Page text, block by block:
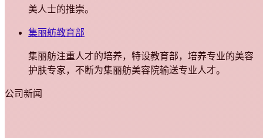
美人士的推崇。
集丽舫教育部
集丽舫注重人才的培养，特设教育部，培养专业的美容
护肤专家，不断为集丽舫美容院输送专业人才。
公司新闻